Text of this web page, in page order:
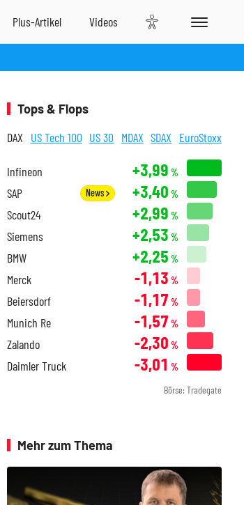
Tops & Flops
DAX US Tech 100 US 30 MDAX SDAX EuroStoxx
Infineon +3,99 %
SAP News +3,40 %
Scout24 +2,99 %
Siemens +2,53 %
BMW +2,25 %
Merck -1,13 %
Beiersdorf -1,17 %
Munich Re -1,57 %
Zalando -2,30 %
Daimler Truck -3,01 %
Börse: Tradegate
Mehr zum Thema